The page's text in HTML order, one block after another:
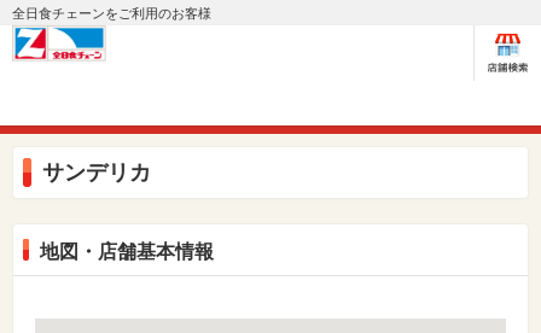
全日食チェーンをご利用のお客様
サンデリカ
地図・店舗基本情報